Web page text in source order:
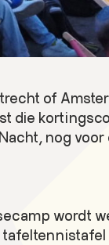
of
die
nog
wordt